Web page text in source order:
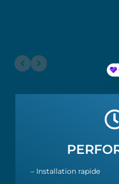
– Installation rapide